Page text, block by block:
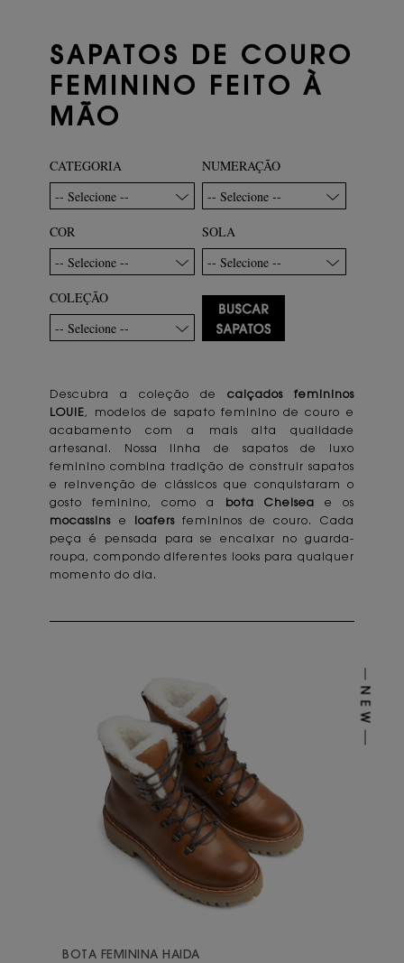
SAPATOS DE COURO
FEMININO FEITO À
MÃO
CATEGORIA
-- Selecione --
NUMERAÇÃO
-- Selecione --
COR
-- Selecione --
SOLA
-- Selecione --
COLEÇÃO
-- Selecione --
Descubra a coleção de calçados femininos
LOUIE, modelos de sapato feminino de couro e
acabamento com a mais alta qualidade
artesanal. Nossa linha de sapatos de luxo
feminino combina tradição de construir sapatos
e reinvenção de clássicos que conquistaram o
gosto feminino, como a
bota Chelsea e os
mocassins e loafersfemininos de couro. Cada
peça é pensada para se encaixar no guarda-
roupa, compondo diferentes looks para qualquer
momento do dia.
BOTA FEMININA HAIDA